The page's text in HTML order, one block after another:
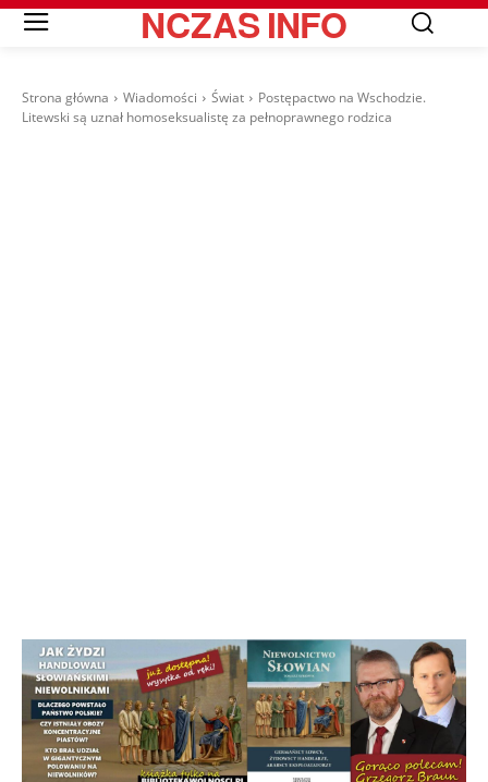
NCZASINFO
Strona główna Wiadomości Świat
Postępactwo na Wschodzie.
Litewski są uznał homoseksualistę za pełnoprawnego rodzica